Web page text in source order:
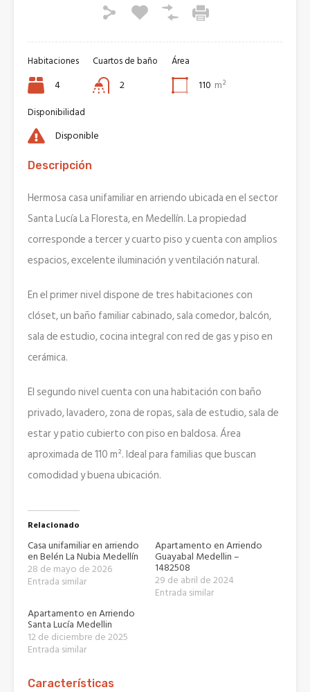
Habitaciones
4
Cuartos de baño
2
Área
110 m²
Disponibilidad
Disponible
Descripción
Hermosa casa unifamiliar en arriendo ubicada en el sector
Santa Lucía La Floresta, en Medellín. La propiedad
corresponde a tercer y cuarto piso y cuenta con amplios
espacios, excelente iluminación y ventilación natural.
En el primer nivel dispone de tres habitaciones con
clóset, un baño familiar cabinado, sala comedor, balcón,
sala de estudio, cocina integral con red de gas y piso en
cerámica.
El segundo nivel cuenta con una habitación con baño
privado, lavadero, zona de ropas, sala de estudio, sala de
estar y patio cubierto con piso en baldosa. Área
aproximada de 110 m². Ideal para familias que buscan
comodidad y buena ubicación.
Relacionado
Casa unifamiliar en arriendo
en Belén La Nubia Medellín
28 de mayo de 2026
Entrada similar
Apartamento en Arriendo
Guayabal Medellin –
1482508
29 de abril de 2024
Entrada similar
Apartamento en Arriendo
Santa Lucía Medellin
12 de diciembre de 2025
Entrada similar
Características